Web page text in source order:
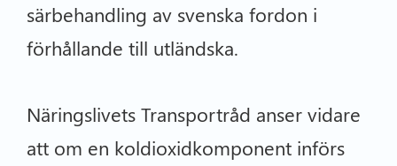
särbehandling av svenska fordon i
förhållande till utländska.
Näringslivets Transportråd anser vidare
att om en koldioxidkomponent införs